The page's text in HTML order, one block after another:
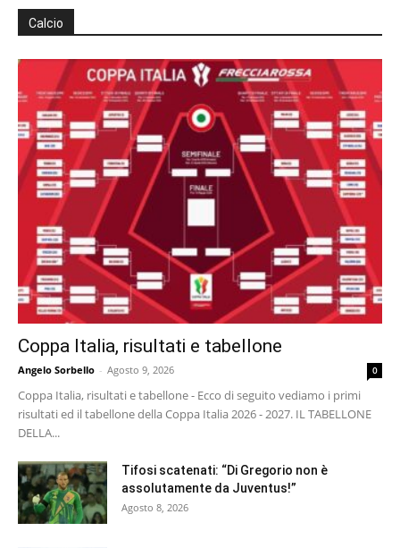
Calcio
Coppa Italia, risultati e tabellone
Angelo Sorbello - Agosto 9, 2026 0
Coppa Italia, risultati e tabellone - Ecco di seguito vediamo i primi
risultati ed il tabellone della Coppa Italia 2026 - 2027. IL TABELLONE
DELLA...
Tifosi scatenati: “Di Gregorio non è
assolutamente da Juventus!”
Agosto 8, 2026